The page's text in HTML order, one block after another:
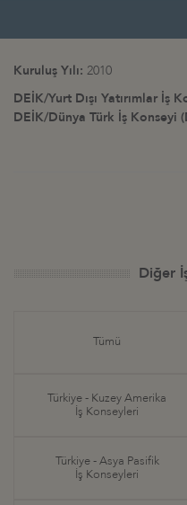
Kuruluş Yılı: 2010
DEİK/Yurt Dışı Yatırımlar İş
DEİK/Dünya Türk İş Konseyi
Diğer
Tümü
Türkiye - Kuzey Amerika
İş Konseyleri
Türkiye - Asya Pasifik
İş Konseyleri